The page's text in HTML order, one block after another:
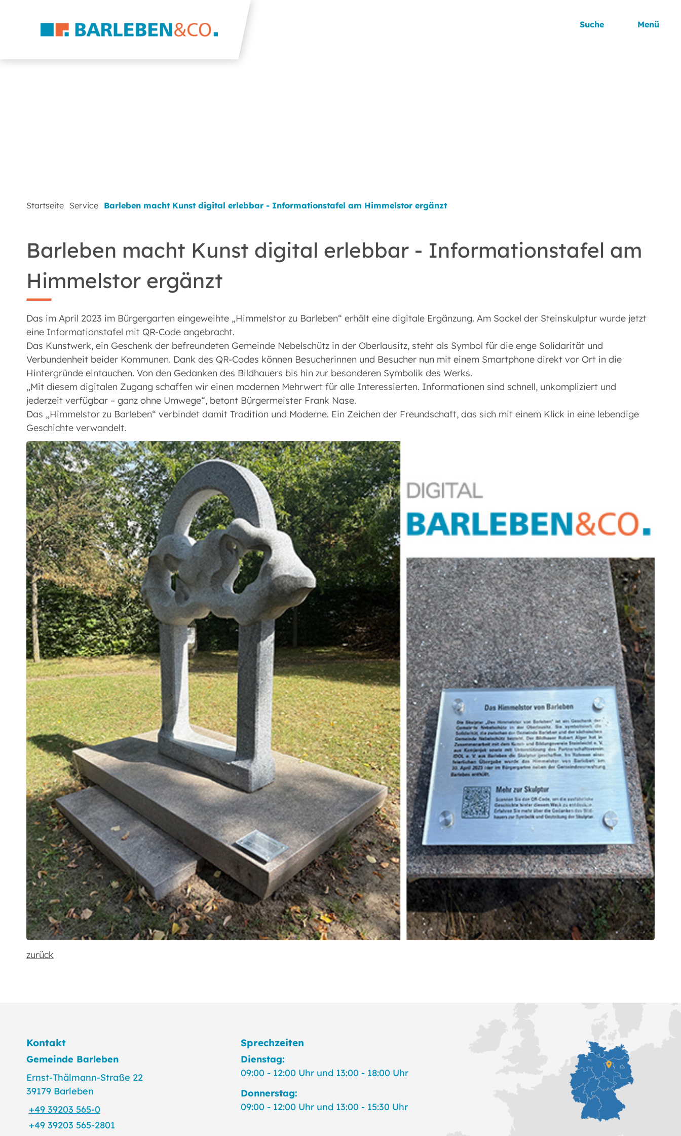
Suche Menü
Startseite Service Barleben macht Kunst digital erlebbar - Informationstafel am Himmelstor ergänzt
Barleben macht Kunst digital erlebbar - Informationstafel am
Himmelstor ergänzt
Das im April 2023 im Bürgergarten eingeweihte „Himmelstor zu Barleben“ erhält eine digitale Ergänzung. Am Sockel der Steinskulptur wurde jetzt
eine Informationstafel mit QR-Code angebracht.
Das Kunstwerk, ein Geschenk der befreundeten Gemeinde Nebelschütz in der Oberlausitz, steht als Symbol für die enge Solidarität und
Verbundenheit beider Kommunen. Dank des QR-Codes können Besucherinnen und Besucher nun mit einem Smartphone direkt vor Ort in die
Hintergründe eintauchen. Von den Gedanken des Bildhauers bis hin zur besonderen Symbolik des Werks.
„Mit diesem digitalen Zugang schaffen wir einen modernen Mehrwert für alle Interessierten. Informationen sind schnell, unkompliziert und
jederzeit verfügbar – ganz ohne Umwege“, betont Bürgermeister Frank Nase.
Das „Himmelstor zu Barleben“ verbindet damit Tradition und Moderne. Ein Zeichen der Freundschaft, das sich mit einem Klick in eine lebendige
Geschichte verwandelt.
zurück
Kontakt
Gemeinde Barleben
Ernst-Thälmann-Straße 22
39179 Barleben
+49 39203 565-0
+49 39203 565-2801
Sprechzeiten
Dienstag:
09:00 - 12:00 Uhr und 13:00 - 18:00 Uhr
Donnerstag:
09:00 - 12:00 Uhr und 13:00 - 15:30 Uhr